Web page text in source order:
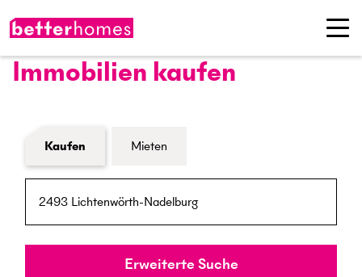
Immobilien kaufen
Formular Immobiliensuche
Kaufen Mieten
PLZ / Ort
Umkreis
Erweiterte Suche